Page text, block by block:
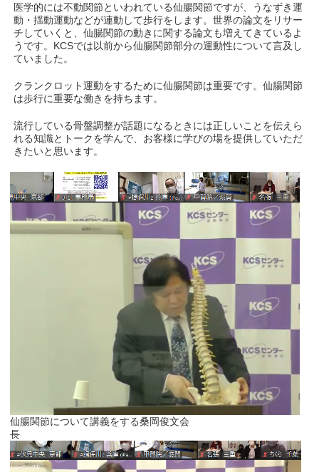
医学的には不動関節といわれている仙腸関節ですが、うなずき運
動・揺動運動などが連動して歩行をします。世界の論文をリサー
チしていくと、仙腸関節の動きに関する論文も増えてきているよ
うです。KCSでは以前から仙腸関節部分の運動性について言及し
ていました。
クランクロット運動をするために仙腸関節は重要です。仙腸関節
は歩行に重要な働きを持ちます。
流行している骨盤調整が話題になるときには正しいことを伝えら
れる知識とトークを学んで、お客様に学びの場を提供していただ
きたいと思います。
仙腸関節について講義をする桑岡俊文会
長